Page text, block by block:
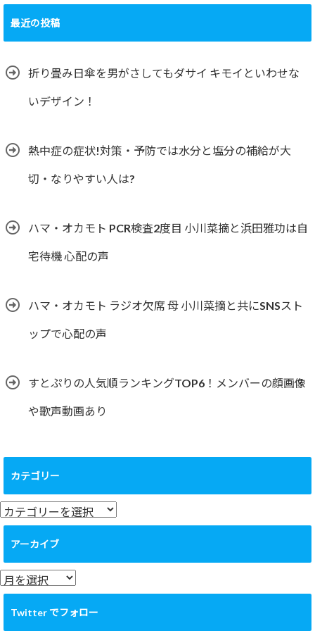
最近の投稿
折り畳み日傘を男がさしてもダサイ キモイといわせな
いデザイン！
熱中症の症状!対策・予防では水分と塩分の補給が大
切・なりやすい人は?
ハマ・オカモト PCR検査2度目 小川菜摘と浜田雅功は自
宅待機 心配の声
ハマ・オカモト ラジオ欠席 母 小川菜摘と共にSNSスト
ップで心配の声
すとぷりの人気順ランキングTOP6！メンバーの顔画像
や歌声動画あり
カテゴリー
カ
テ
リ
ー
アーカイブ
ア
ー
Twitter でフォロー